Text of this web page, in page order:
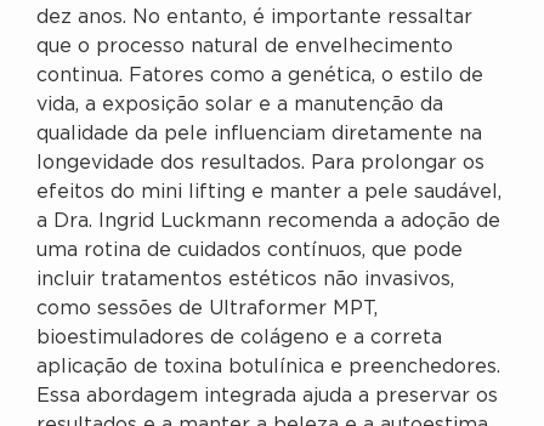
dez anos. No entanto, é importante ressaltar
que o processo natural de envelhecimento
continua. Fatores como a genética, o estilo de
vida, a exposição solar e a manutenção da
qualidade da pele influenciam diretamente na
longevidade dos resultados. Para prolongar os
efeitos do mini lifting e manter a pele saudável,
a Dra. Ingrid Luckmann recomenda a adoção de
uma rotina de cuidados contínuos, que pode
incluir tratamentos estéticos não invasivos,
como sessões de Ultraformer MPT,
bioestimuladores de colágeno e a correta
aplicação de toxina botulínica e preenchedores.
Essa abordagem integrada ajuda a preservar os